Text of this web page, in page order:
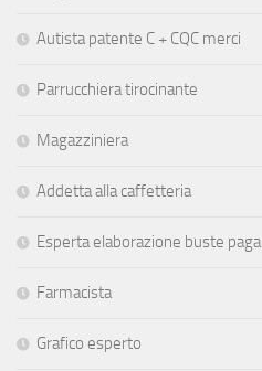
Autista patente C + CQC merci
Parrucchiera tirocinante
Magazziniera
Addetta alla caffetteria
Esperta elaborazione buste paga
Farmacista
Grafico esperto